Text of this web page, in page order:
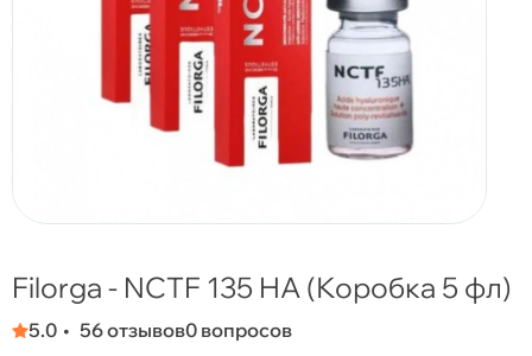
Filorga - NCTF 135 HA (Коробка 5 фл)
5.0 56 отзывов0 вопросов